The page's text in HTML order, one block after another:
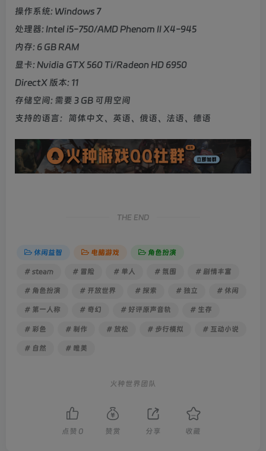
操作系统: Windows 7
处理器: Intel i5-750/AMD Phenom II X4-945
内存: 6 GB RAM
显卡: Nvidia GTX 560 Ti/Radeon HD 6950
DirectX 版本: 11
存储空间: 需要 3 GB 可用空间
支持的语言：简体中文、英语、俄语、法语、德语
THE END
休闲益智 电脑游戏 角色扮演
# steam # 冒险 # 单人 # 氛围 # 剧情丰富
# 角色扮演 # 开放世界 # 探索 # 独立 # 休闲
# 第一人称 # 奇幻 # 好评原声音轨 # 生存
# 彩色 # 制作 # 放松 # 步行模拟 # 互动小说
# 自然 # 唯美
火种世界团队
点赞 0 赞赏 分享 收藏